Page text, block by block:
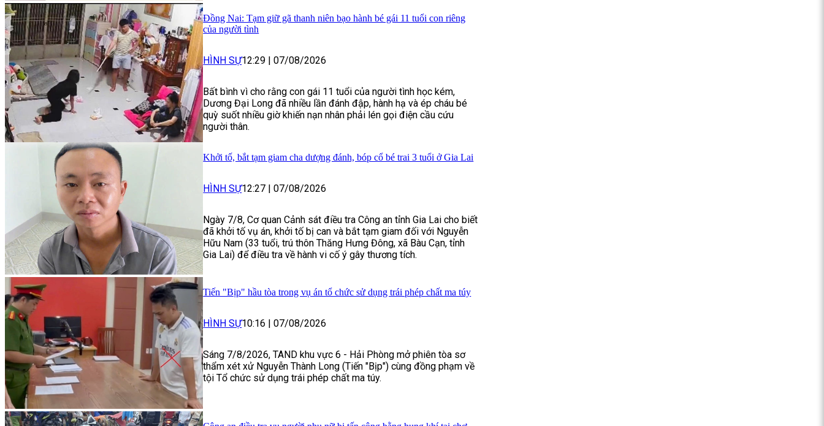
Đồng Nai: Tạm giữ gã thanh niên bạo hành bé gái 11 tuổi con riêng
của người tình
HÌNH SỰ12:29 | 07/08/2026
Bất bình vì cho rằng con gái 11 tuổi của người tình học kém,
Dương Đại Long đã nhiều lần đánh đập, hành hạ và ép cháu bé
quỳ suốt nhiều giờ khiến nạn nhân phải lén gọi điện cầu cứu
người thân.
Khởi tố, bắt tạm giam cha dượng đánh, bóp cổ bé trai 3 tuổi ở Gia Lai
HÌNH SỰ12:27 | 07/08/2026
Ngày 7/8, Cơ quan Cảnh sát điều tra Công an tỉnh Gia Lai cho biết
đã khởi tố vụ án, khởi tố bị can và bắt tạm giam đối với Nguyễn
Hữu Nam (33 tuổi, trú thôn Thăng Hưng Đông, xã Bàu Cạn, tỉnh
Gia Lai) để điều tra về hành vi cố ý gây thương tích.
Tiến "Bịp" hầu tòa trong vụ án tổ chức sử dụng trái phép chất ma túy
HÌNH SỰ10:16 | 07/08/2026
Sáng 7/8/2026, TAND khu vực 6 - Hải Phòng mở phiên tòa sơ
thẩm xét xử Nguyễn Thành Long (Tiến "Bịp") cùng đồng phạm về
tội Tổ chức sử dụng trái phép chất ma túy.